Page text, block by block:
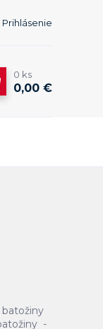
Prihlásenie
0 ks
0,00 €
-